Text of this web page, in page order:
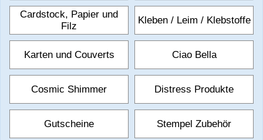
Cardstock, Papier und
Filz
Kleben / Leim / Klebstoffe
Karten und Couverts Ciao Bella
Cosmic Shimmer Distress Produkte
Gutscheine Stempel Zubehör